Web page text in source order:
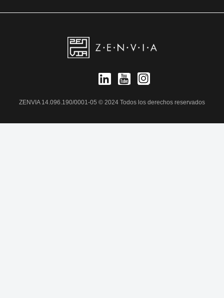
ZENVIA 14.096.190/0001-05 © 2024 Todos los derechos reservados